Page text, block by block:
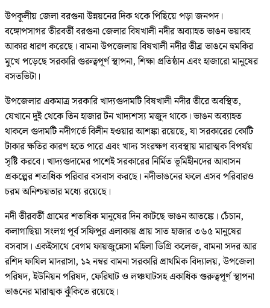
উপকূলীয় জেলা বরগুনা উন্নয়নের দিক থকে পিছিয়ে পড়া জনপদ।
বঙ্গোপসাগর তীরবর্তী বরগুনা জেলার বিষখালী নদীর অব্যাহত ভাঙন ভয়াবহ
আকার ধারণ করেছে। বামনা উপজেলায় বিষখালী নদীর তীব্র ভাঙনে হুমকির
মুখে পড়েছে সরকারি গুরুত্বপূর্ণ স্থাপনা, শিক্ষা প্রতিষ্ঠান এবং হাজারো মানুষের
বসতভিটা।
উপজেলার একমাত্র সরকারি খাদ্যগুদামটি বিষখালী নদীর তীরে অবস্থিত,
যেখানে দুই থেকে তিন হাজার টন খাদ্যশস্য মজুদ থাকে। ভাঙন অব্যাহত
থাকলে গুদামটি নদীগর্ভে বিলীন হওয়ার আশঙ্কা রয়েছে, যা সরকারের কোটি
টাকার ক্ষতির কারণ হতে পারে এবং খাদ্য সংরক্ষণ ব্যবস্থায় মারাত্মক বিপর্যয়
সৃষ্টি করবে। খাদ্যগুদামের পাশেই সরকারের নির্মিত ভূমিহীনদের আবাসন
প্রকল্পের শতাধিক পরিবার বসবাস করছে। নদীভাঙনের ফলে এসব পরিবারও
চরম অনিশ্চয়তার মধ্যে রয়েছে।
নদী তীরবর্তী গ্রামের শতাধিক মানুষের দিন কাটছে ভাঙন আতঙ্কে। চেঁচান,
কলাগাছিয়া সংলগ্ন পূর্ব সফিপুর এলাকায় প্রায় সাত হাজার ৩৬৫ মানুষের
বসবাস। একইসাথে বেগম ফায়জুন্নেসা মহিলা ডিগ্রি কলেজ, বামনা সদর আর
রশিদ ফাযিল মাদরাসা, ১২ নম্বর বামনা সরকারি প্রাথমিক বিদ্যালয়, উপজেলা
পরিষদ, ইউনিয়ন পরিষদ, ফেরিঘাট ও লঞ্চঘাটসহ একাধিক গুরুত্বপূর্ণ স্থাপনা
ভাঙনের মারাত্মক ঝুঁকিতে রয়েছে।